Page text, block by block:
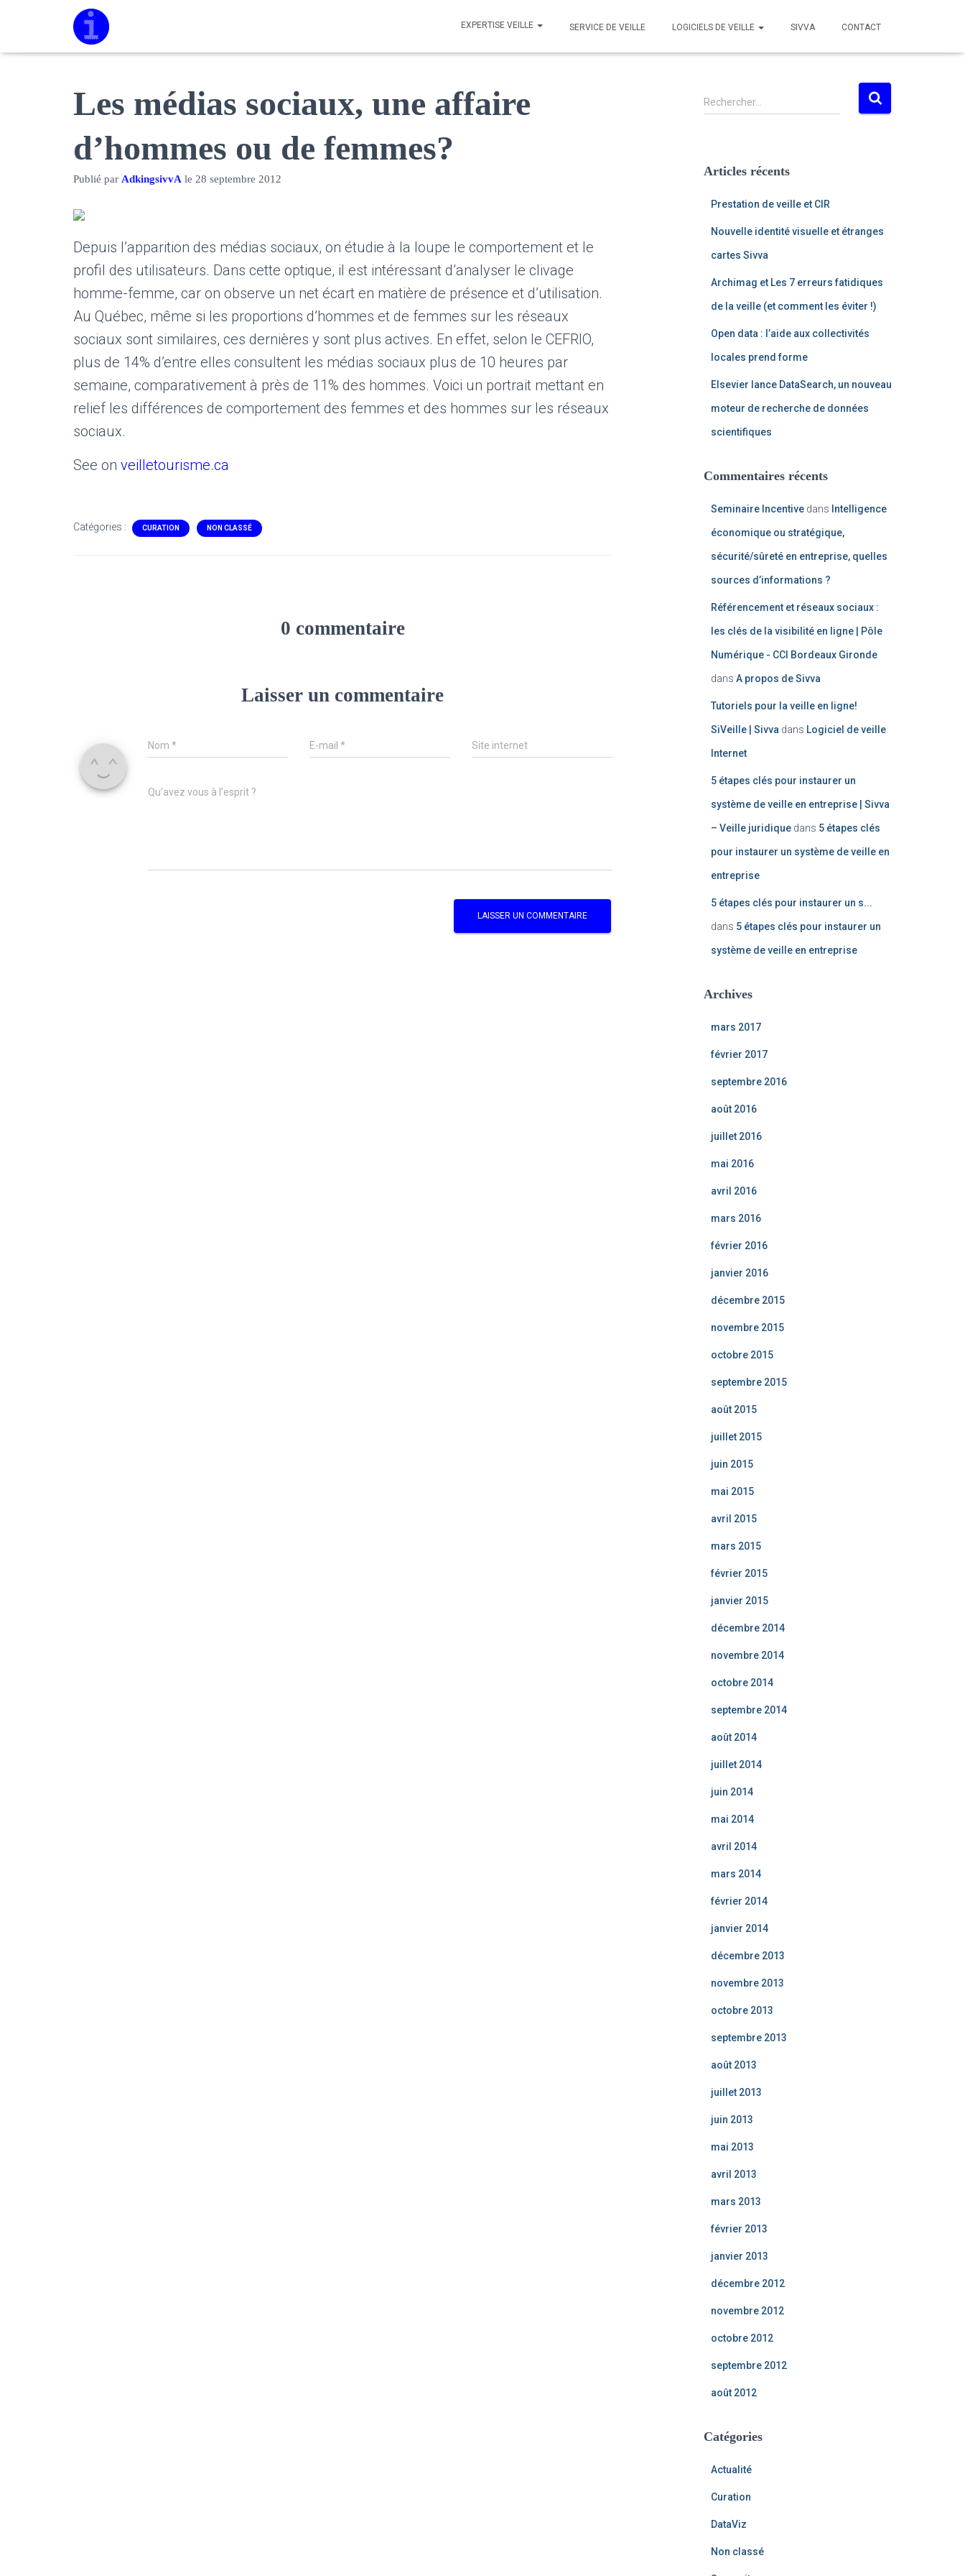
EXPERTISE VEILLE SERVICE DE VEILLE LOGICIELS DE VEILLE SIVVA CONTACT
Les médias sociaux, une affaire
d’hommes ou de femmes?
Publié par AdkingsivvA le 28 septembre 2012
Depuis l’apparition des médias sociaux, on étudie à la loupe le comportement et le
profil des utilisateurs. Dans cette optique, il est intéressant d’analyser le clivage
homme-femme, car on observe un net écart en matière de présence et d’utilisation.
Au Québec, même si les proportions d’hommes et de femmes sur les réseaux
sociaux sont similaires, ces dernières y sont plus actives. En effet, selon le CEFRIO,
plus de 14% d’entre elles consultent les médias sociaux plus de 10 heures par
semaine, comparativement à près de 11% des hommes. Voici un portrait mettant en
relief les différences de comportement des femmes et des hommes sur les réseaux
sociaux.
See on veilletourisme.ca
Catégories : CURATION NON CLASSÉ
0 commentaire
Laisser un commentaire
Nom * E-mail* Site internet
Qu’avez vous à l’esprit ?
R
e
r
Rechercher…
Articles récents
Prestation de veille et CIR
Nouvelle identité visuelle et étranges
cartes Sivva
Archimag et Les 7 erreurs fatidiques
de la veille (et comment les éviter !)
Open data : l’aide aux collectivités
locales prend forme
Elsevier lance DataSearch, un nouveau
moteur de recherche de données
scientifiques
Commentaires récents
Seminaire Incentivedans Intelligence
économique ou stratégique,
sécurité/sûreté en entreprise, quelles
sources d’informations ?
Référencement et réseaux sociaux :
les clés de la visibilité en ligne | Pôle
Numérique - CCI Bordeaux Gironde
dans A propos de Sivva
Tutoriels pour la veille en ligne!
SiVeille | Sivva dans Logiciel de veille
Internet
5 étapes clés pour instaurer un
système de veille en entreprise | Sivva
– Veille juridiquedans 5 étapes clés
pour instaurer un système de veille en
entreprise
5 étapes clés pour instaurer un s...
dans 5 étapes clés pour instaurer un
système de veille en entreprise
Archives
mars 2017
février 2017
septembre 2016
août 2016
juillet 2016
mai 2016
avril 2016
mars 2016
février 2016
janvier 2016
décembre 2015
novembre 2015
octobre 2015
septembre 2015
août 2015
juillet 2015
juin 2015
mai 2015
avril 2015
mars 2015
février 2015
janvier 2015
décembre 2014
novembre 2014
octobre 2014
septembre 2014
août 2014
juillet 2014
juin 2014
mai 2014
avril 2014
mars 2014
février 2014
janvier 2014
décembre 2013
novembre 2013
octobre 2013
septembre 2013
août 2013
juillet 2013
juin 2013
mai 2013
avril 2013
mars 2013
février 2013
janvier 2013
décembre 2012
novembre 2012
octobre 2012
septembre 2012
août 2012
Catégories
Actualité
Curation
DataViz
Non classé